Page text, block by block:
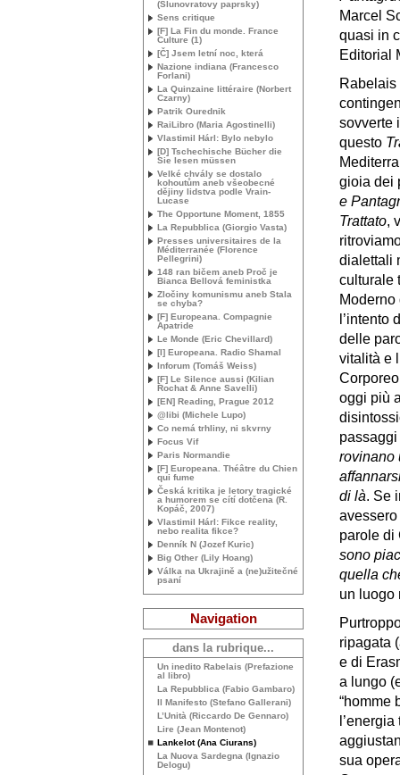
Marcel
quasi in
Editorial
Rabelais
sovverte
questo
gioia dei
e
Trattato,
dialettali
culturale
delle
vitalità e
oggi più
rovinano
di là. Se
parole di
sono
quella
un luogo
ripagata
e di
a lungo
“homme
sua
(Slunovratovy paprsky)
Sens critique
[F] La Fin du monde. France
Culture (1)
[Č] Jsem letní noc, která
Nazione indiana (Francesco
Forlani)
La Quinzaine littéraire (Norbert
Czarny)
Patrik Ourednik
RaiLibro (Maria Agostinelli)
Vlastimil Hárl: Bylo nebylo
[D] Tschechische Bücher die
Sie lesen müssen
Velké chvály se dostalo
kohoutům aneb všeobecné
dějiny lidstva podle Vrain-
Lucase
The Opportune Moment, 1855
La Repubblica (Giorgio Vasta)
Presses universitaires de la
Méditerranée (Florence
Pellegrini)
148 ran bičem aneb Proč je
Bianca Bellová feministka
Zločiny komunismu aneb Stala
se chyba?
[F] Europeana. Compagnie
Apatride
Le Monde (Eric Chevillard)
[I] Europeana. Radio Shamal
Inforum (Tomáš Weiss)
[F] Le Silence aussi (Kilian
Rochat & Anne Savelli)
[EN] Reading, Prague 2012
@libi (Michele Lupo)
Co nemá trhliny, ni skvrny
Focus Vif
Paris Normandie
[F] Europeana. Théâtre du Chien
qui fume
Česká kritika je letory tragické
a humorem se cítí dotčena (R.
Kopáč, 2007)
Vlastimil Hárl: Fikce reality,
nebo realita fikce?
Denník N (Jozef Kuric)
Big Other (Lily Hoang)
Válka na Ukrajině a (ne)užitečné
psaní
Navigation
dans la rubrique...
Un inedito Rabelais (Prefazione
al libro)
La Repubblica (Fabio Gambaro)
Il Manifesto (Stefano Gallerani)
L’Unità (Riccardo De Gennaro)
Lire (Jean Montenot)
Lankelot (Ana Ciurans)
La Nuova Sardegna (Ignazio
Delogu)